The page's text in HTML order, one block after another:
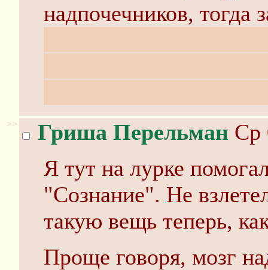
надпочечников, тогда
>> Гриша Перельман Ср
Я тут на лурке
"Сознание". Не
такую вещь теперь,
Проще говоря, мозг